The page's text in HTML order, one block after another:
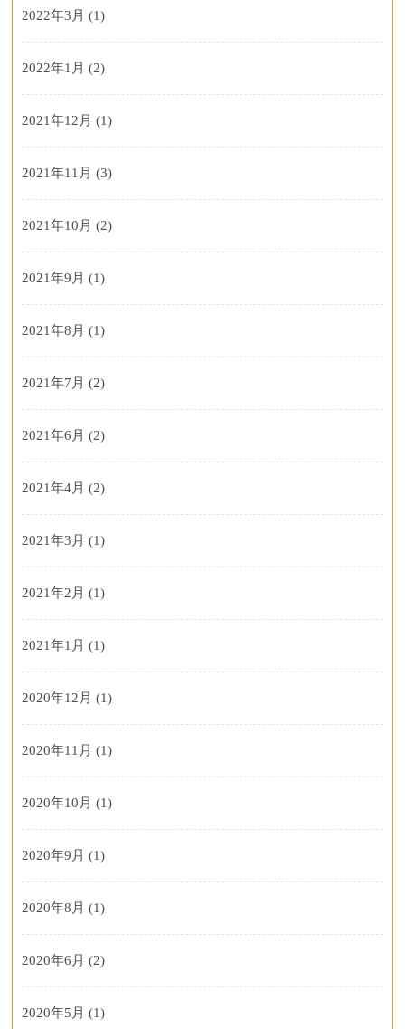
2022年3月 (1)
2022年1月 (2)
2021年12月 (1)
2021年11月 (3)
2021年10月 (2)
2021年9月 (1)
2021年8月 (1)
2021年7月 (2)
2021年6月 (2)
2021年4月 (2)
2021年3月 (1)
2021年2月 (1)
2021年1月 (1)
2020年12月 (1)
2020年11月 (1)
2020年10月 (1)
2020年9月 (1)
2020年8月 (1)
2020年6月 (2)
2020年5月 (1)